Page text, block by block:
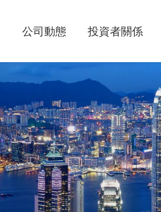
公司動態 投資者關係